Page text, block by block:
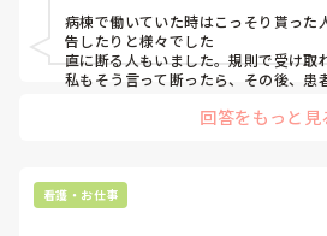
ケアの動画です。
インスタでこのchieさんのケアをやっ
が本当に綺麗になっているので、
みなさんは、どのようにして対処し
病棟で働いていた時はこっそり貰った
告したりと様々でした
直に断る人もいました。規則で受け取
私もそう言って断ったら、その後、患
シュで逃げていかれました。 回答をもっと見
看護・お仕事